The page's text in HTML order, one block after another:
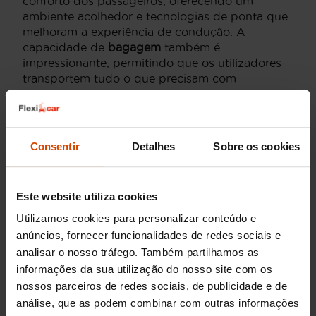
Consentir Detalhes Sobre os cookies
Este website utiliza cookies
Utilizamos cookies para personalizar conteúdo e
anúncios, fornecer funcionalidades de redes sociais e
analisar o nosso tráfego. Também partilhamos as
informações da sua utilização do nosso site com os
nossos parceiros de redes sociais, de publicidade e de
análise, que as podem combinar com outras informações
ambiente acolhedor e tecnologias de ponta que
melhoram a experiência de condução. A
capacidade de bagagem também é
impressionante, permitindo que os utilizadores
transportem tudo o que precisam com
facilidade.
de última geração, garantindo um sistema de
infotainment intuitivo e várias assistências ao
garantir uma escolha informada e segura, com a
promessa de satisfação através de um processo
de compra confiável e transparente.
Preço dos Toyota C-HR